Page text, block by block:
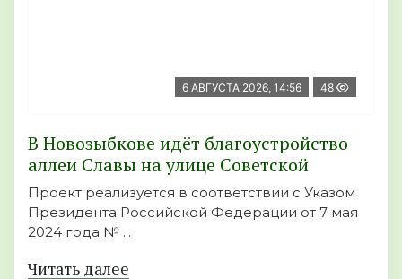
6 АВГУСТА 2026, 14:56 48
В Новозыбкове идёт благоустройство
аллеи Славы на улице Советской
Проект реализуется в соответствии с Указом
Президента Российской Федерации от 7 мая
2024 года № ...
Читать далее